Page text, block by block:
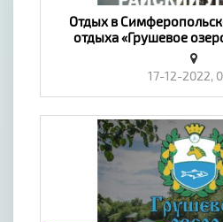
​Отдых в
отдыха «Грушевое
Симферополь № 1947350
хобби»
17-12-2022,